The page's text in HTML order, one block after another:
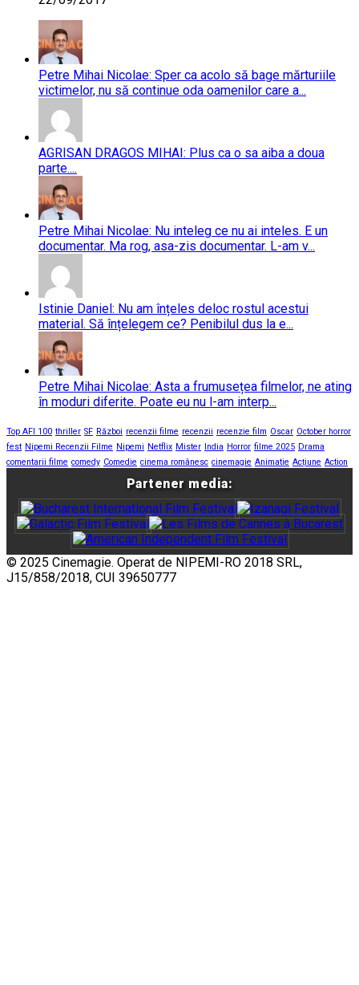
Petre Mihai Nicolae: Sper ca acolo să bage mărturiile
victimelor, nu să continue oda oamenilor care a...
AGRISAN DRAGOS MIHAI: Plus ca o sa aiba a doua
parte....
Petre Mihai Nicolae: Nu inteleg ce nu ai inteles. E un
documentar. Ma rog, asa-zis documentar. L-am v...
Istinie Daniel: Nu am înțeles deloc rostul acestui
material. Să înțelegem ce? Penibilul dus la e...
Petre Mihai Nicolae: Asta a frumusețea filmelor, ne ating
în moduri diferite. Poate eu nu l-am interp...
Top AFI 100 thriller SF Război recenzii filme recenzii recenzie film Oscar October horror
fest Nipemi Recenzii Filme Nipemi Netflix Mister India Horror filme 2025 Drama
comentarii filme comedy Comedie cinema românesc cinemagie Animatie Acțiune Action
Partener media:
© 2025 Cinemagie. Operat de NIPEMI-RO 2018 SRL,
J15/858/2018, CUI 39650777